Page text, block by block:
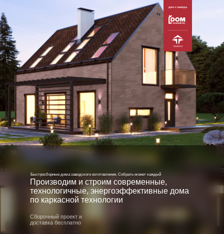
Производим и строим современные,
технологичные, энергоэффективные дома
по каркасной технологии
Быстросборные дома заводского изготовления. Собрать может каждый
Сборочный проект и
доставка бесплатно